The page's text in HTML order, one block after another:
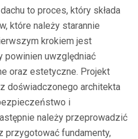
to proces, który składa
które należy starannie
krokiem jest
powinien uwzględniać
oraz estetyczne. Projekt
doświadczonego architekta
i
należy przeprowadzić
przygotować fundamenty,